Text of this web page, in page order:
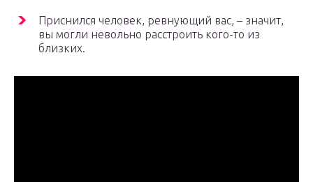
Приснился человек, ревнующий вас, – значит,
вы могли невольно расстроить кого-то из
близких.